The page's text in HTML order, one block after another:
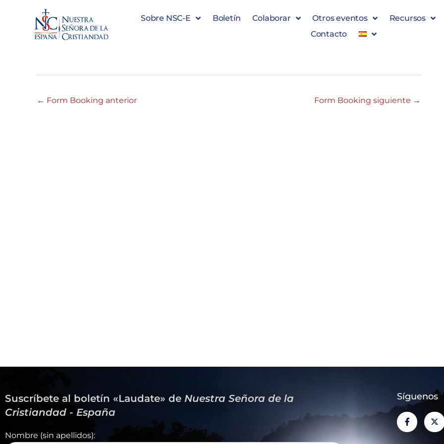
Sobre NSC-E Boletín Colaborar Otros eventos Recursos
Contacto
#35776 04:00 – 05:00
← Form Booking anterior Form Booking siguiente →
Suscríbete al boletín «Laudate» de Nuestra Señora de la
Cristiandad - España
Nombre (sin apellidos):
Síguenos
F
a
c
X
-
t